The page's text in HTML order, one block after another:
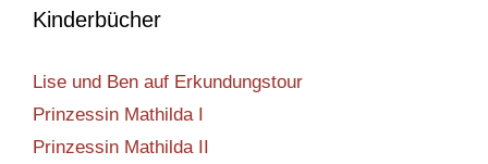
Kinderbücher
Lise und Ben auf Erkundungstour
Prinzessin Mathilda I
Prinzessin Mathilda II